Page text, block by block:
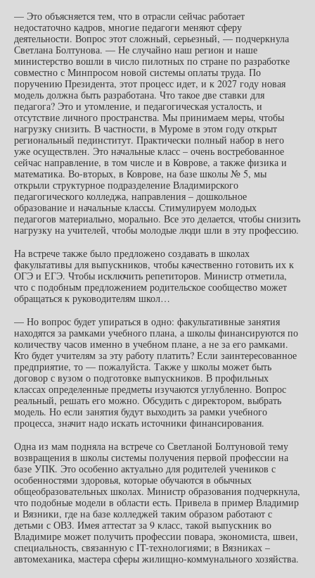
— Это объясняется тем, что в отрасли сейчас работает
недостаточно кадров, многие педагоги меняют сферу
деятельности. Вопрос этот сложный, серьезный, — подчеркнула
Светлана Болтунова. — Не случайно наш регион и наше
министерство вошли в число пилотных по стране по разработке
совместно с Минпросом новой системы оплаты труда. По
поручению Президента, этот процесс идет, и к 2027 году новая
модель должна быть разработана. Что такое две ставки для
педагога? Это и утомление, и педагогическая усталость, и
отсутствие личного пространства. Мы принимаем меры, чтобы
нагрузку снизить. В частности, в Муроме в этом году открыт
региональный пединститут. Практически полный набор в него
уже осуществлен. Это начальные класс – очень востребованное
сейчас направление, в том числе и в Коврове, а также физика и
математика. Во-вторых, в Коврове, на базе школы № 5, мы
открыли структурное подразделение Владимирского
педагогического колледжа, направления – дошкольное
образование и начальные классы. Стимулируем молодых
педагогов материально, морально. Все это делается, чтобы снизить
нагрузку на учителей, чтобы молодые люди шли в эту профессию.
На встрече также было предложено создавать в школах
факультативы для выпускников, чтобы качественно готовить их к
ОГЭ и ЕГЭ. Чтобы исключить репетиторов. Министр отметила,
что с подобным предложением родительское сообщество может
обращаться к руководителям школ…
— Но вопрос будет упираться в одно: факультативные занятия
находятся за рамками учебного плана, а школы финансируются по
количеству часов именно в учебном плане, а не за его рамками.
Кто будет учителям за эту работу платить? Если заинтересованное
предприятие, то — пожалуйста. Также у школы может быть
договор с вузом о подготовке выпускников. В профильных
классах определенные предметы изучаются углубленно. Вопрос
реальный, решать его можно. Обсудить с директором, выбрать
модель. Но если занятия будут выходить за рамки учебного
процесса, значит надо искать источники финансирования.
Одна из мам подняла на встрече со Светланой Болтуновой тему
возвращения в школы системы получения первой профессии на
базе УПК. Это особенно актуально для родителей учеников с
особенностями здоровья, которые обучаются в обычных
общеобразовательных школах. Министр образования подчеркнула,
что подобные модели в области есть. Привела в пример Владимир
и Вязники, где на базе колледжей таким образом работают с
детьми с ОВЗ. Имея аттестат за 9 класс, такой выпускник во
Владимире может получить профессии повара, экономиста, швеи,
специальность, связанную с IT-технологиями; в Вязниках –
автомеханика, мастера сферы жилищно-коммунального хозяйства.